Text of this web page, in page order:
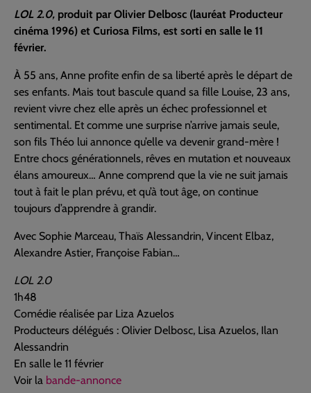
LOL 2.0, produit par Olivier Delbosc (lauréat Producteur
cinéma 1996) et Curiosa Films, est sorti en salle le 11
février.
À 55 ans, Anne profite enfin de sa liberté après le départ de
ses enfants. Mais tout bascule quand sa fille Louise, 23 ans,
revient vivre chez elle après un échec professionnel et
sentimental. Et comme une surprise n’arrive jamais seule,
son fils Théo lui annonce qu’elle va devenir grand-mère !
Entre chocs générationnels, rêves en mutation et nouveaux
élans amoureux… Anne comprend que la vie ne suit jamais
tout à fait le plan prévu, et qu’à tout âge, on continue
toujours d’apprendre à grandir.
Avec Sophie Marceau, Thaïs Alessandrin, Vincent Elbaz,
Alexandre Astier, Françoise Fabian…
LOL 2.0
1h48
Comédie réalisée par Liza Azuelos
Producteurs délégués : Olivier Delbosc, Lisa Azuelos, Ilan
Alessandrin
En salle le 11 février
Voir la bande-annonce